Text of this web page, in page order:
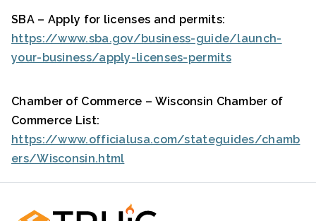
SBA – Apply for licenses and permits:
https://www.sba.gov/business-guide/launch-
your-business/apply-licenses-permits
Chamber of Commerce – Wisconsin Chamber of
Commerce List:
https://www.officialusa.com/stateguides/chamb
ers/Wisconsin.html